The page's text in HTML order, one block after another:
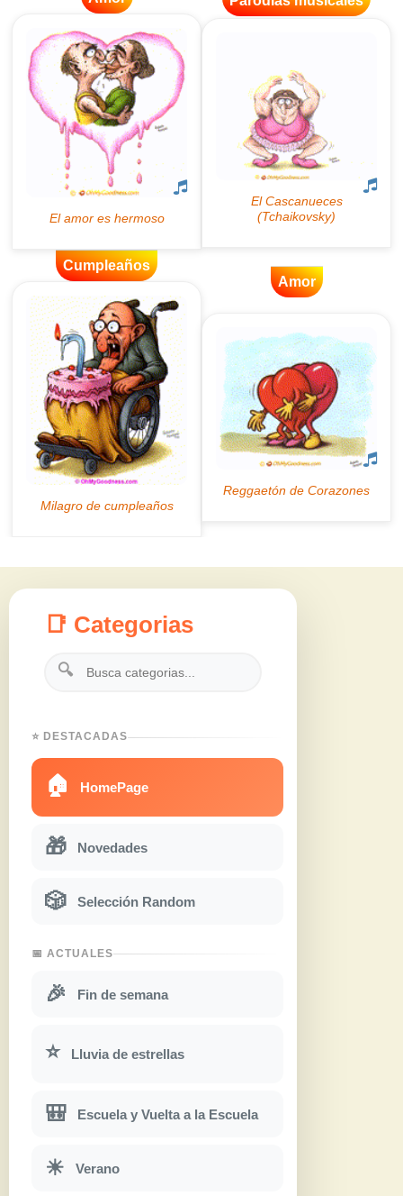
Cumpleaños
Amor
📑 Categorias
🔍
⭐ DESTACADAS
🏠 HomePage
🎁 Novedades
🎲 Selección Random
📅 ACTUALES
🎉 Fin de semana
⭐ Lluvia de estrellas
🎒 Escuela y Vuelta a la Escuela
☀ Verano